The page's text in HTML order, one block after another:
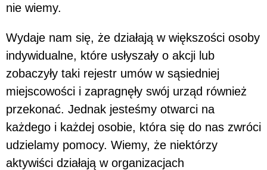
nie wiemy.
Wydaje nam się, że działają w większości osoby
indywidualne, które usłyszały o akcji lub
zobaczyły taki rejestr umów w sąsiedniej
miejscowości i zapragnęły swój urząd również
przekonać. Jednak jesteśmy otwarci na
każdego i każdej osobie, która się do nas zwróci
udzielamy pomocy. Wiemy, że niektórzy
aktywiści działają w organizacjach